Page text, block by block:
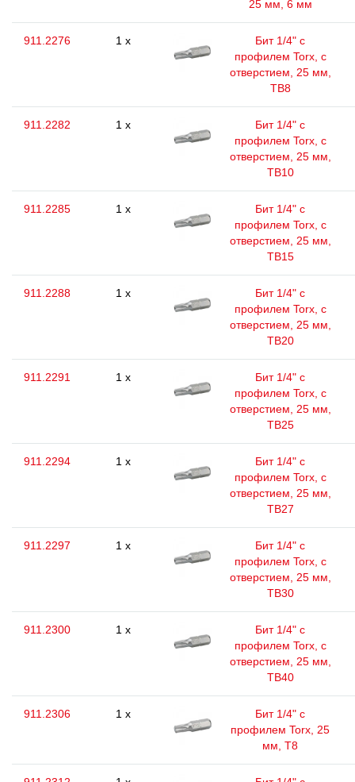
25 мм, 6 мм
911.2276 1 x
Бит 1/4" с
профилем Torx, с
отверстием, 25 мм,
ТВ8
911.2282 1 x
Бит 1/4" с
профилем Torx, с
отверстием, 25 мм,
ТВ10
911.2285 1 x
Бит 1/4" с
профилем Torx, с
отверстием, 25 мм,
ТВ15
911.2288 1 x
Бит 1/4" с
профилем Torx, с
отверстием, 25 мм,
ТВ20
911.2291 1 x
Бит 1/4" с
профилем Torx, с
отверстием, 25 мм,
ТВ25
911.2294 1 x
Бит 1/4" с
профилем Torx, с
отверстием, 25 мм,
ТВ27
911.2297 1 x
Бит 1/4" с
профилем Torx, с
отверстием, 25 мм,
ТВ30
911.2300 1 x
Бит 1/4" с
профилем Torx, с
отверстием, 25 мм,
ТВ40
911.2306 1 x
Бит 1/4" с
профилем Torx, 25
мм, Т8